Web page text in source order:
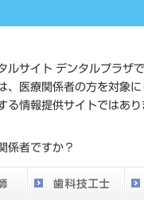
ルサイト デンタルプラザ
、医療関係者の方を対象に
る情報提供サイトではあり
係者ですか？
発売日